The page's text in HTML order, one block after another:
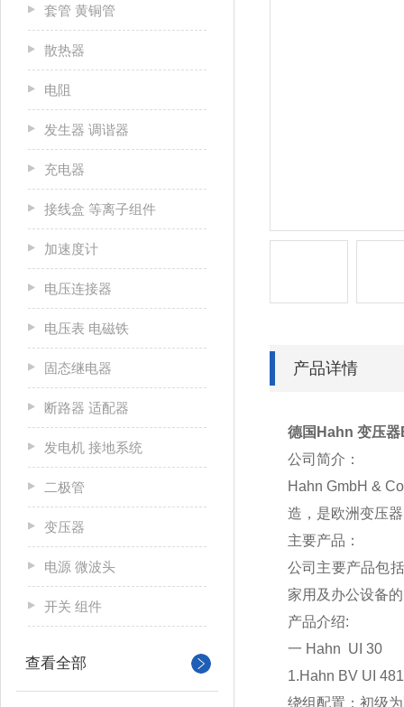
套管 黄铜管
散热器
电阻
发生器 调谐器
充电器
接线盒 等离子组件
加速度计
电压连接器
电压表 电磁铁
固态继电器
断路器 适配器
发电机 接地系统
二极管
变压器
电源 微波头
开关 组件
查看全部
产品详情
德国Hahn 变压
公司简介：
Hahn GmbH &
造，是欧洲变压
主要产品：
公司主要产品包
家用及办公设备
产品介绍:
一 Hahn UI 30
1.Hahn BV UI
绕组配置：初级